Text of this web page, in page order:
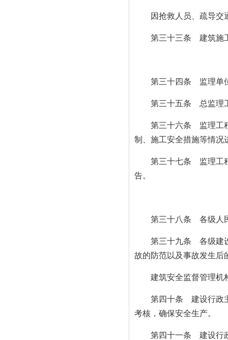
因抢救人员、疏导交通
第三十三条 建筑施工
第三十四条 监理单位
第三十五条 总监理工
第三十六条 监理工程
制、施工安全措施等情况
第三十七条 监理工程
告。
第三十八条 各级人民
第三十九条 各级建设
故的防范以及事故发生后
建筑安全监督管理机构
第四十条 建设行政主
考核，确保安全生产。
第四十一条 建设行政